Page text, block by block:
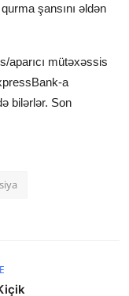
şansını əldən
aparıcı mütəxəssis
a
bilərlər. Son